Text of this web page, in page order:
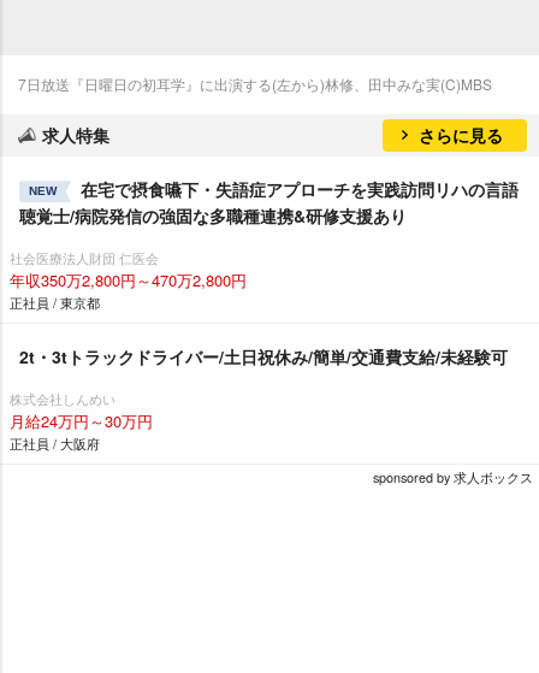
7日放送『日曜日の初耳学』に出演する(左から)林修、田中みな実(C)MBS
求人特集 さらに見る
NEW
在宅で摂食嚥下・失語症アプローチを実践訪問リハの言語
聴覚士/病院発信の強固な多職種連携&研修支援あり
社会医療法人財団 仁医会
年収350万2,800円～470万2,800円
正社員 / 東京都
2t・3tトラックドライバー/土日祝休み/簡単/交通費支給/未経験可
株式会社しんめい
月給24万円～30万円
正社員 / 大阪府
sponsored by 求人ボックス